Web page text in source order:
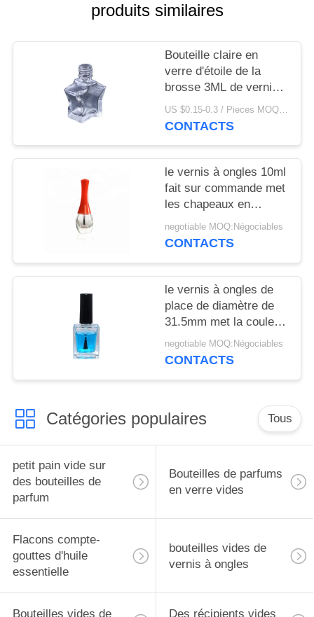
CAS
DEMANDEZ
PRIVACY
produits similaires
Bouteille claire en
verre d'étoile de la
brosse 3ML de vernis à
ongles
US $0.15-0.3 / Pieces MOQ:1000
CONTACTS
le vernis à ongles 10ml
fait sur commande met
les chapeaux en
bouteille blancs bleus
rouges en plastique
negotiable MOQ:Négociables
CONTACTS
le vernis à ongles de
place de diamètre de
31.5mm met la couleur
en bouteille adaptée
aux besoins du client
negotiable MOQ:Négociables
CONTACTS
Catégories populaires Tous
petit pain vide sur
des bouteilles de
parfum
Bouteilles de parfums
en verre vides
Flacons compte-
gouttes d'huile
essentielle
bouteilles vides de
vernis à ongles
Bouteilles vides de Des récipients vides